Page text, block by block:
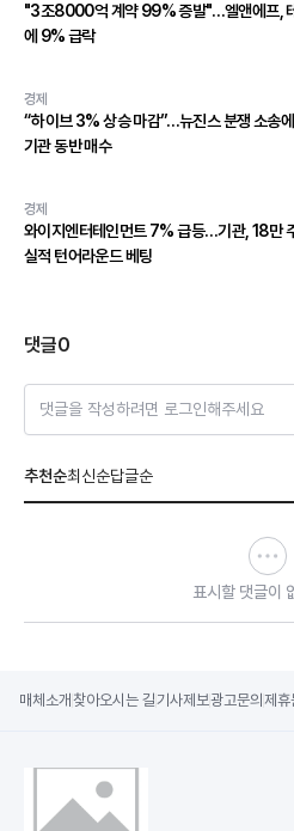
"3조8000억 계약 99% 증발"…엘앤에프,
에 9% 급락
경제
“하이브 3% 상승 마감”…뉴진스 분쟁 소송에
기관 동반 매수
경제
와이지엔터테인먼트 7% 급등…기관, 18만
실적 턴어라운드 베팅
댓글0
댓글을 작성하려면 로그인해주세요
추천순최신순답글순
표시할 댓글이
매체소개 찾아오시는 길기사제보광고문의 제휴